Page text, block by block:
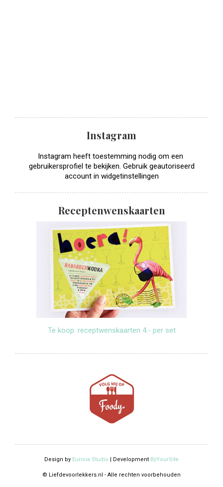
Instagram
Instagram heeft toestemming nodig om een ​​
gebruikersprofiel te bekijken. Gebruik geautoriseerd
account in widgetinstellingen
Receptenwenskaarten
Te koop: receptwenskaarten 4.- per set
Design by Eunoia Studio | Development ByYourSite
© Liefdevoorlekkers.nl - Alle rechten voorbehouden